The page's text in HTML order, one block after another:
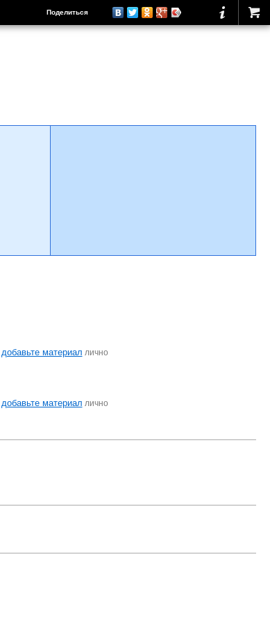
Поделиться
добавьте материал лично
добавьте материал лично